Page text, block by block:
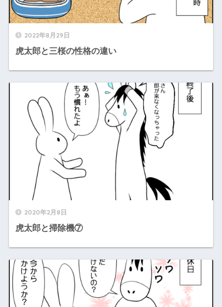
2022年8月29日
虎太郎と三桜の性格の違い
2020年2月8日
虎太郎と掃除機⑦